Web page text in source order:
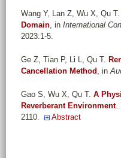
Wang Y, Lan Z, Wu X, Qu T.
Domain, in International
2023:1-5.
Ge Z, Tian P, Li L, Qu T.
Cancellation Method , in
Gao S, Wu X, Qu T. A
Reverberant Environment.
2110.
Abstract